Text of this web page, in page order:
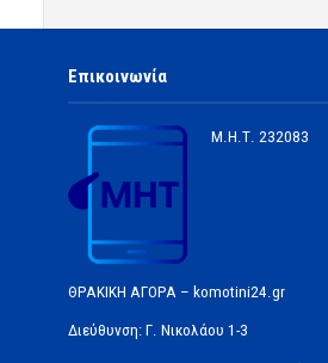
Επικοινωνία
Μ.Η.Τ. 232083
ΘΡΑΚΙΚΗ ΑΓΟΡΑ – komotini24.gr
Διεύθυνση: Γ. Νικολάου 1-3